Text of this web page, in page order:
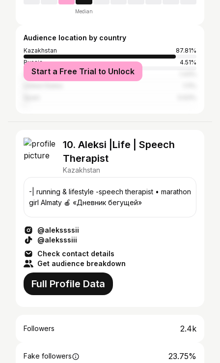
Median
Audience location by country
Kazakhstan
87.81%
Russia
4.51%
Georgia
Start a Free Trial to Unlock
10. Aleksi |Life | Speech
Therapist
Kazakhstan
-| running & lifestyle -speech therapist • marathon
girl Almaty 🍎 «Дневник бегущей»
@alekssssii
@aleksssiii
Check contact details
Get audience breakdown
Full Profile Data
Followers 2.4k
Fake followers 23.75%